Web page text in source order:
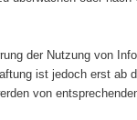
der Nutzung von
ist jedoch erst ab
von